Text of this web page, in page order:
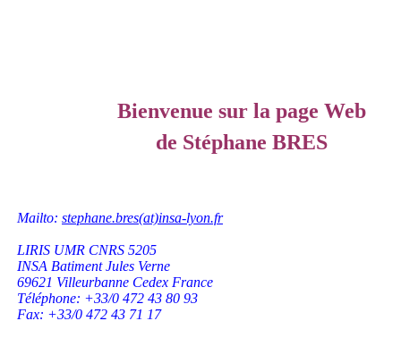
Bienvenue sur la page Web
de Stéphane BRES
Mailto: stephane.bres(at)insa-lyon.fr
LIRIS UMR CNRS 5205
INSA Batiment Jules Verne
69621 Villeurbanne Cedex France
Téléphone: +33/0 472 43 80 93
Fax: +33/0 472 43 71 17